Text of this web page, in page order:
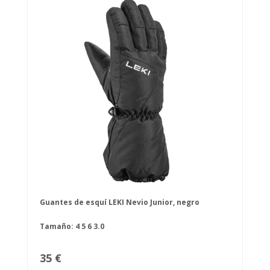
Guantes de esquí LEKI Nevio Junior, negro
Tamaño: 4 5 6 3.0
35 €